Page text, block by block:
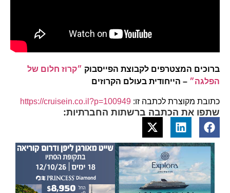
ברוכים המצטרפים לקבוצת הפייסבוק״קרוז חלום של
הפלגה״– הייחודית בעולם הקרוזים
כתובת מקוצרת לכתבה זו: https://cruisein.co.il?p=100949
שתפו את הכתבה ברשתות החברתיות: